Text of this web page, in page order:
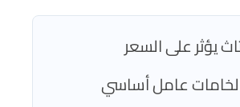
يؤثر على السعر
عامل أساسي